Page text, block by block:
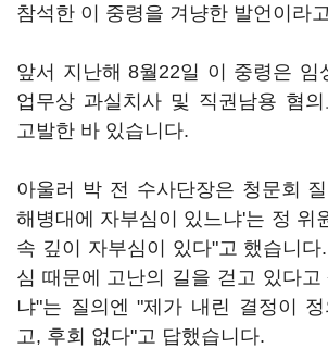
참석한 이 중령을 겨냥한 발언이라
앞서 지난해 8월22일 이 중령은 임
업무상 과실치사 및 직권남용 혐의
고발한 바 있습니다.
아울러 박 전 수사단장은 청문회
해병대에 자부심이 있느냐'는 정 위
속 깊이 자부심이 있다"고 했습니
심 때문에 고난의 길을 걷고 있다고
냐"는 질의엔 "제가 내린 결정이
고, 후회 없다"고 답했습니다.